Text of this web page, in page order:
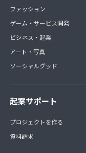
ファッション
ゲーム・サービス開発
ビジネス・起業
アート・写真
ソーシャルグッド
起案サポート
プロジェクトを作る
資料請求